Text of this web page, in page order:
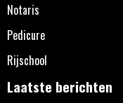
Notaris
Pedicure
Rijschool
Laatste berichten